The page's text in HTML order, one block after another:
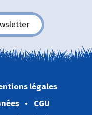
légales
CGU